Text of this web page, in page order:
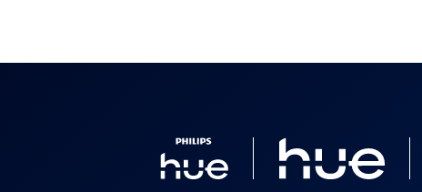
e interruptor